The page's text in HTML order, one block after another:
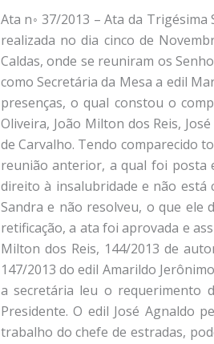
Ata n◦ 37/2013 – Ata da Trigésima Sexta Reunião Ordinária da Primeira Sessão Legislativa Ordinária da Décima Sétima Legislatura, realizada no dia cinco de Novembro de dois mil e treze, às dezenove horas, no Plenário da Câmara Municipal de Santa Rita de Caldas, onde se reuniram os Senhores (a) vereadores (a), sob a presidência do vereador Emílio Torriani de Carvalho Oliveira, tendo como Secretária da Mesa a edil Maria Inês de Lima e Silva. Ao iniciar a reunião, o Sr. Presidente determinou a assinatura no livro de presenças, o qual constou o comparecimento de: Amarildo Jerônimo da Silva, Edson da Silva Braga, Emílio Torriani de Carvalho Oliveira, João Milton dos Reis, José Agnaldo Teodoro Junior, José Lopes, José Afonso Dias, Maria Inês de Lima e Silva e Kélib Assis de Carvalho. Tendo comparecido todos os edis, o Sr. Presidente declarou aberta a Sessão e solicitou a Secretária a leitura da ata da reunião anterior, a qual foi posta em votação. O edil João Milton disse que falou na última reunião que a agente de viagem terá direito à insalubridade e não está constando na ata. O edil José Agnaldo disse que não falou que foi conversado com a servidora Sandra e não resolveu, o que ele disse foi que os edis conversaram com a servidora e ela deu a versão dela. Sem mais nenhuma retificação, a ata foi aprovada e assinada por todos os edis. Na sequência, a Secretária leu as indicações de nº 143/2013 do edil João Milton dos Reis, 144/2013 de autoria de todos os edis, 145/2013 de sua própria autoria, 146/2013 do edil Edson da Silva Braga, 147/2013 do edil Amarildo Jerônimo da Silva, 148 e 149/2013 do edil José Agnaldo Teodoro Junior. Seguindo a ordem do expediente, a secretária leu o requerimento de nº 044/2013 do edil José Agnaldo Teodoro Junior, o qual foi posto em discussão pelo Sr. Presidente. O edil José Agnaldo pediu apoio dos edis para esse requerimento, porque os edis tendo acesso ao cronograma de trabalho do chefe de estradas, poderão responder melhor ao povo quando forem perguntados sobre os locais onde as máquinas estarão trabalhando. Os edis José Afonso, Amarildo, José Lopes e Edson parabenizaram o edil José Agnaldo pelo requerimento. A edil Maria Inês parabenizou e disse que o bom gestor tem um cronograma de trabalho. O Sr. Presidente disse que o chefe de estradas tem trabalhado nas estradas, mas como a comunicação com ele está difícil, é de grande valia esse requerimento. O edil Kélib parabenizou o edil José Agnaldo e disse que o cronograma tem que ser feito, mas deve ser cumprido. O edil José Agnaldo disse que tem certeza que o Prefeito cobra o gestor